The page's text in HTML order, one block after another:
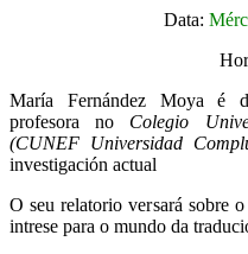
Data:
María Fernández Moya é
profesora no Colegio
(CUNEF Universidad
investigación actual
O seu relatorio versará sobre
intrese para o mundo da